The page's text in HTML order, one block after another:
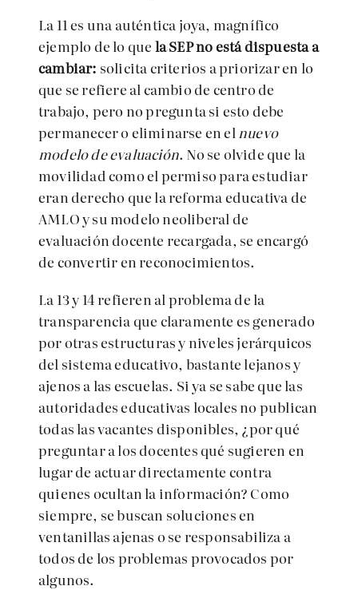
La 11 es una auténtica joya, magnífico
ejemplo de lo que la SEP no está dispuesta a
cambiar: solicita criterios a priorizar en lo
que se refiere al cambio de centro de
trabajo, pero no pregunta si esto debe
permanecer o eliminarse en elnuevo
modelo de evaluación. No se olvide que la
movilidad como el permiso para estudiar
eran derecho que la reforma educativa de
AMLO y su modelo neoliberal de
evaluación docente recargada, se encargó
de convertir en reconocimientos.
La 13 y 14 refieren al problema de la
transparencia que claramente es generado
por otras estructuras y niveles jerárquicos
del sistema educativo, bastante lejanos y
ajenos a las escuelas. Si ya se sabe que las
autoridades educativas locales no publican
todas las vacantes disponibles, ¿por qué
preguntar a los docentes qué sugieren en
lugar de actuar directamente contra
quienes ocultan la información? Como
siempre, se buscan soluciones en
ventanillas ajenas o se responsabiliza a
todos de los problemas provocados por
algunos.